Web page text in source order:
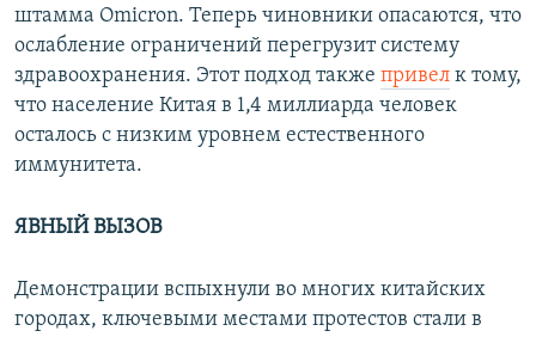
штамма Omicron. Теперь чиновники опасаются, что
ослабление ограничений перегрузит систему
здравоохранения. Этот подход также привел к тому,
что население Китая в 1,4 миллиарда человек
осталось с низким уровнем естественного
иммунитета.
ЯВНЫЙ ВЫЗОВ
Демонстрации вспыхнули во многих китайских
городах, ключевыми местами протестов стали в